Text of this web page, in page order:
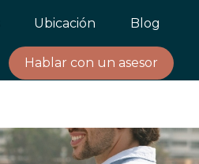
Ubicación Blog
Hablar con un asesor